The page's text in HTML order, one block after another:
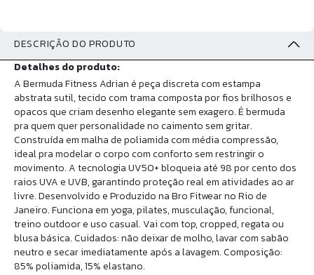
DESCRIÇÃO DO PRODUTO
Detalhes do produto:
A Bermuda Fitness Adrian é peça discreta com estampa
abstrata sutil, tecido com trama composta por fios brilhosos e
opacos que criam desenho elegante sem exagero. É bermuda
pra quem quer personalidade no caimento sem gritar.
Construída em malha de poliamida com média compressão,
ideal pra modelar o corpo com conforto sem restringir o
movimento. A tecnologia UV50+ bloqueia até 98 por cento dos
raios UVA e UVB, garantindo proteção real em atividades ao ar
livre. Desenvolvido e Produzido na Bro Fitwear no Rio de
Janeiro. Funciona em yoga, pilates, musculação, funcional,
treino outdoor e uso casual. Vai com top, cropped, regata ou
blusa básica. Cuidados: não deixar de molho, lavar com sabão
neutro e secar imediatamente após a lavagem. Composição:
85% poliamida, 15% elastano.